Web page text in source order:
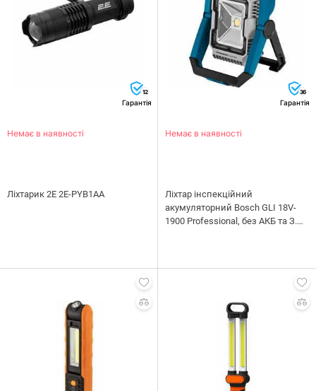
12
Гарантія
Немає в наявності
Ліхтарик 2E 2E-PYB1AA
36
Гарантія
Немає в наявності
Ліхтар інспекційний
акумуляторний Bosch GLI 18V-
1900 Professional, без АКБ та З.П.